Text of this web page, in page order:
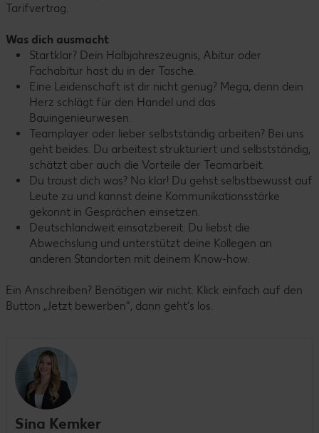
Tarifvertrag.
Was dich ausmacht
Startklar? Dein Halbjahreszeugnis, Abitur oder
Fachabitur hast du in der Tasche.
Eine Leidenschaft ist dir nicht genug? Mega, denn dein
Herz schlägt für den Handel und das
Bauingenieurwesen.
Teamplayer oder lieber selbstständig arbeiten? Bei uns
geht beides. Du arbeitest strukturiert und selbstständig,
schätzt aber auch die Vorteile der Teamarbeit.
Du traust dich was? Na klar! Du gehst selbstbewusst auf
Leute zu und kannst deine Kommunikationsstärke
gekonnt in Gesprächen einsetzen.
Deutschlandweit einsatzbereit: Du liebst die
Abwechslung und unterstützt deine Kollegen an
anderen Standorten mit deinem Know-how.
Ein Anschreiben? Benötigen wir nicht. Klick einfach auf den
Button „Jetzt bewerben“, dann geht’s los.
Sina Kemker